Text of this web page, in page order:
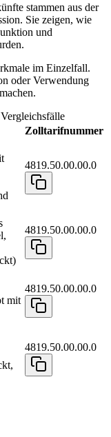
stammen aus der
Sie zeigen, wie
und
im Einzelfall.
oder Verwendung
Zolltarifnummer
4819.50.00.00.0
4819.50.00.00.0
mit
4819.50.00.00.0
4819.50.00.00.0